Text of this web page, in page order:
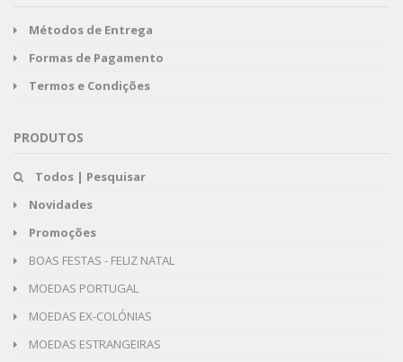
Métodos de Entrega
Formas de Pagamento
Termos e Condições
PRODUTOS
Todos | Pesquisar
Novidades
Promoções
BOAS FESTAS - FELIZ NATAL
MOEDAS PORTUGAL
MOEDAS EX-COLÓNIAS
MOEDAS ESTRANGEIRAS